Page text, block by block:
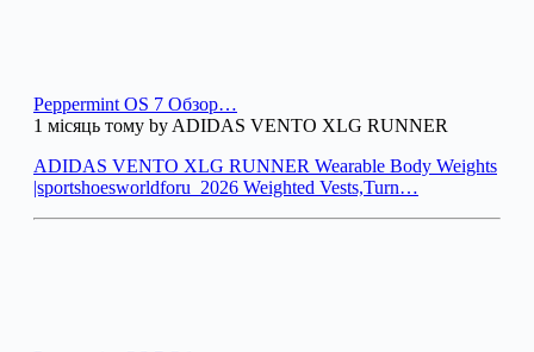
Peppermint OS 7 Обзор…
1 місяць тому by ADIDAS VENTO XLG RUNNER
ADIDAS VENTO XLG RUNNER Wearable Body Weights
|sportshoesworldforu_2026 Weighted Vests,Turn…